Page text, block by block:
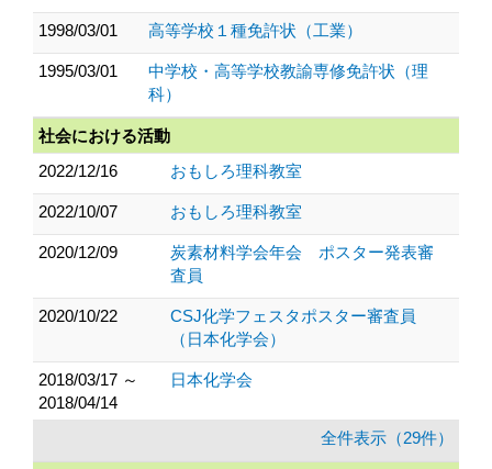
1998/03/01 高等学校１種免許状（工業）
1995/03/01
中学校・高等学校教諭専修免許状（理
科）
社会における活動
2022/12/16
おもしろ理科教室
2022/10/07 おもしろ理科教室
2020/12/09
炭素材料学会年会 ポスター発表審
査員
2020/10/22
CSJ化学フェスタポスター審査員
（日本化学会）
2018/03/17 ～
2018/04/14
日本化学会
全件表示（29件）